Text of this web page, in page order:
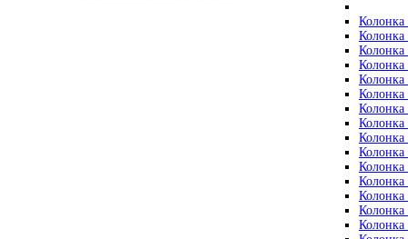
Колонка
Колонка
Колонка
Колонка
Колонка
Колонка
Колонка
Колонка
Колонка
Колонка
Колонка
Колонка
Колонка
Колонка
Колонка